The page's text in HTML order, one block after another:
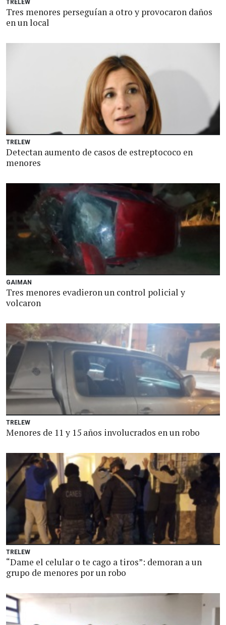
TRELEW
Tres menores perseguían a otro y provocaron daños
en un local
TRELEW
Detectan aumento de casos de estreptococo en
menores
GAIMAN
Tres menores evadieron un control policial y
volcaron
TRELEW
Menores de 11 y 15 años involucrados en un robo
TRELEW
“Dame el celular o te cago a tiros”: demoran a un
grupo de menores por un robo